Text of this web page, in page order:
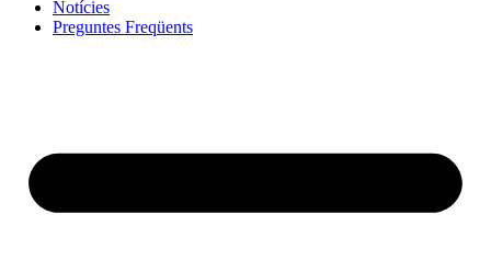
Notícies
Preguntes Freqüents